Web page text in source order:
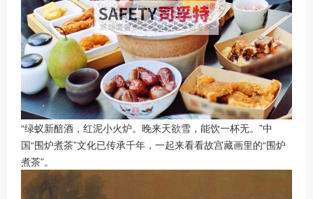
“绿蚁新醅酒，红泥小火炉。晚来天欲雪，能饮一杯无。”中
国“围炉煮茶”文化已传承千年，一起来看看故宫藏画里的“围炉
煮茶”。